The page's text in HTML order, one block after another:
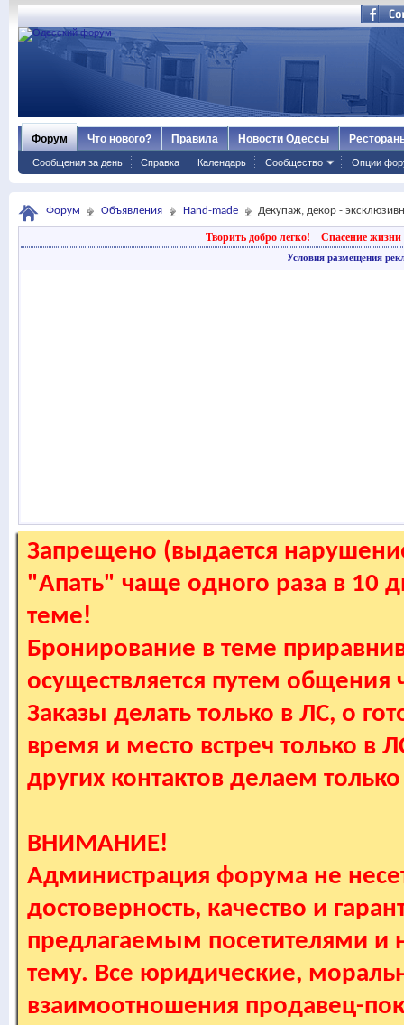
Форум
Сообщения за день Справка Календарь Сообщество Опции
Что нового? Правила Новости Одессы
Форум Объявления Hand-made Декупаж, декор -
Творить добро легко! Спасение жизни
Условия размещения
Запрещено (выдается
"Апать" чаще одного раза в 10
теме!
Бронирование в теме
осуществляется путем
Заказы делать только в ЛС, о
время и место встреч только в
других контактов делаем
ВНИМАНИЕ!
Администрация форума не
достоверность, качество и
предлагаемым посетителями и
тему. Все юридические,
взаимоотношения продавец-